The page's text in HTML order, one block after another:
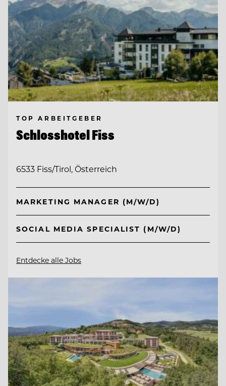
TOP ARBEITGEBER
Schlosshotel Fiss
6533 Fiss/Tirol, Österreich
MARKETING MANAGER (M/W/D)
SOCIAL MEDIA SPECIALIST (M/W/D)
Entdecke alle Jobs